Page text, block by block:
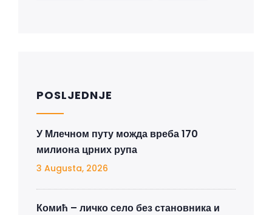
POSLJEDNJE
У Млечном путу можда вреба 170
милиона црних рупа
3 Augusta, 2026
Комић – личко село без становника и